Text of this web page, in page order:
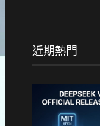
近期熱門